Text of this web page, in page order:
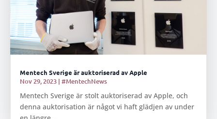
Mentech Sverige är auktoriserad av Apple
Nov 29, 2023 |#MentechNews
Mentech Sverige är stolt auktoriserad av Apple, och
denna auktorisation är något vi haft glädjen av under